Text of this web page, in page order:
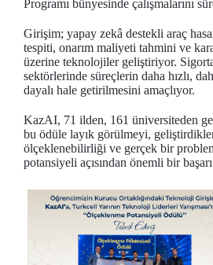
Programı bünyesinde çalışmalarını
Girişim; yapay zekâ destekli araç
tespiti, onarım maliyeti tahmini ve
üzerine teknolojiler geliştiriyor.
sektörlerinde süreçlerin daha hızlı,
dayalı hale getirilmesini amaçlıyor.
KazAI, 71 ilden, 161 üniversiteden
bu ödüle layık görülmeyi,
ölçeklenebilirliği ve gerçek bir
potansiyeli açısından önemli bir